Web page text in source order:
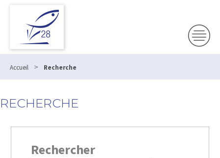
Accueil > Recherche
RECHERCHE
Rechercher